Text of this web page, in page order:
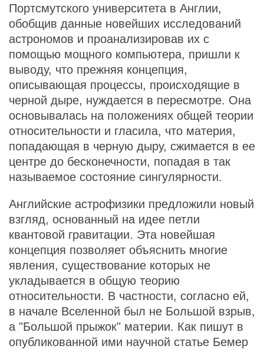
Портсмутского университета в Англии,
обобщив данные новейших исследований
астрономов и проанализировав их с
помощью мощного компьютера, пришли к
выводу, что прежняя концепция,
описывающая процессы, происходящие в
черной дыре, нуждается в пересмотре. Она
основывалась на положениях общей теории
относительности и гласила, что материя,
попадающая в черную дыру, сжимается в ее
центре до бесконечности, попадая в так
называемое состояние сингулярности.
Английские астрофизики предложили новый
взгляд, основанный на идее петли
квантовой гравитации. Эта новейшая
концепция позволяет объяснить многие
явления, существование которых не
укладывается в общую теорию
относительности. В частности, согласно ей,
в начале Вселенной был не Большой взрыв,
а "Большой прыжок" материи. Как пишут в
опубликованной ими научной статье Бемер